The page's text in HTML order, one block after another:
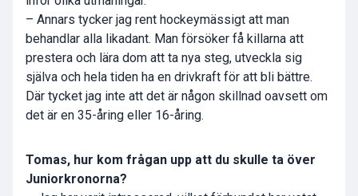
– Annars tycker jag rent hockeymässigt att man
behandlar alla likadant. Man försöker få killarna att
prestera och lära dom att ta nya steg, utveckla sig
själva och hela tiden ha en drivkraft för att bli bättre.
Där tycket jag inte att det är någon skillnad oavsett om
det är en 35-åring eller 16-åring.
Tomas, hur kom frågan upp att du skulle ta över
Juniorkronorna?